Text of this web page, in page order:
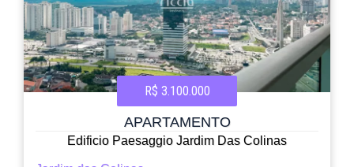
R$ 3.100.000
APARTAMENTO
Edificio Paesaggio Jardim Das Colinas